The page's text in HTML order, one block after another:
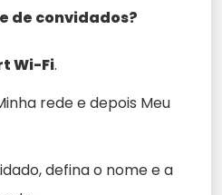
de convidados?
Wi-Fi.
rede e depois Meu
defina o nome e a